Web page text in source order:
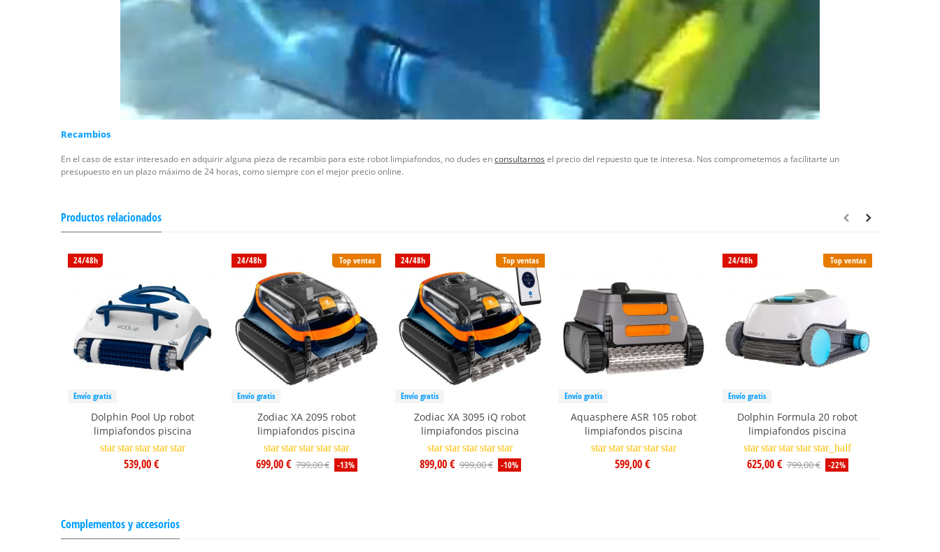
Recambios
En el caso de estar interesado en adquirir alguna pieza de recambio para este robot limpiafondos, no dudes enconsultarnosel precio del repuesto que te interesa. Nos comprometemos a facilitarte un
presupuesto en un plazo máximo de 24 horas, como siempre con el mejor precio online.
Productos relacionados
24/48h
Envío gratis
Dolphin Pool Up robot
limpiafondos piscina
starstarstarstarstar
539,00 €
Top ventas
24/48h
Envío gratis
Zodiac XA 2095 robot
limpiafondos piscina
starstarstarstarstar
699,00 € 799,00 € -13%
Top ventas
24/48h
Envío gratis
Zodiac XA 3095 iQ robot
limpiafondos piscina
starstarstarstarstar
899,00 € 999,00 € -10%
Envío gratis
Aquasphere ASR 105 robot
limpiafondos piscina
starstarstarstarstar
599,00 €
Top ventas
24/48h
Envío gratis
Dolphin Formula 20 robot
limpiafondos piscina
starstarstarstarstar_half
625,00 € 799,00 € -22%
Complementos y accesorios